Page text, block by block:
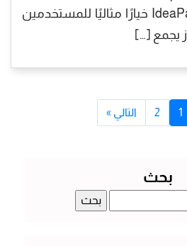
IdeaPad Slim 5 Gen 10 AI خيارًا مثاليًا للمستخدمين
يجمع […]
1
2 التالي »
بحث